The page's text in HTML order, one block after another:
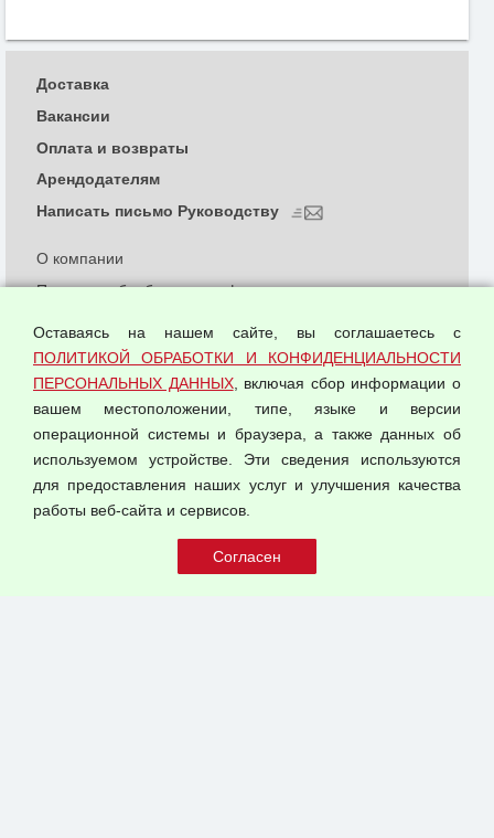
© 2026 ООО "Феникс"
О компании
Политика обработки и конфиденциальности
Согласием на обработку персональных данных
Оферта оптовой купли-продажи
Публичная оферта
Доставка
Вакансии
Оплата и возвраты
Арендодателям
Написать письмо Руководству
Оставаясь на нашем сайте, вы соглашаетесь с
ПОЛИТИКОЙ ОБРАБОТКИ И КОНФИДЕНЦИАЛЬНОСТИ
ПЕРСОНАЛЬНЫХ ДАННЫХ, включая сбор информации о
вашем местоположении, типе, языке и версии
операционной системы и браузера, а также данных об
используемом устройстве. Эти сведения используются
для предоставления наших услуг и улучшения качества
работы веб-сайта и сервисов.